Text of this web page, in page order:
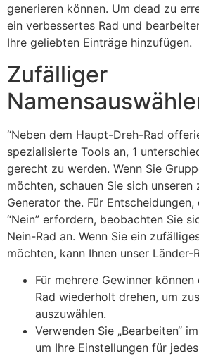
generieren können. Um dead zu
ein verbessertes Rad und
Ihre geliebten Einträge hinzufügen.
Zufälliger
“Neben dem Haupt-Dreh-Rad
spezialisierte Tools an, 1
gerecht zu werden. Wenn Sie
möchten, schauen Sie sich unseren
Generator the. Für Entscheidungen,
“Nein” erfordern, beobachten Sie
Nein-Rad an. Wenn Sie ein
möchten, kann Ihnen unser Länder-
Für mehrere Gewinner
Rad wiederholt drehen, um
auszuwählen.
Verwenden Sie „Bearbeiten“
um Ihre Einstellungen für